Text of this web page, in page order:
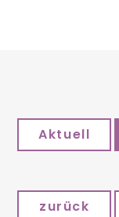
Aktuell
zurück